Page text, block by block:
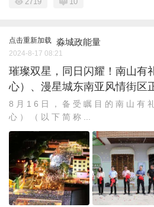
点击重新加载 淼城政能量
2024-8-17 08:21
璀璨双星，同日闪耀！南山有
心）、漫星城东南亚风情街区
8 月 1 6 日 ， 备 受 瞩 目 的 南 山 有
心 ） （ 以 下 简 称 ...